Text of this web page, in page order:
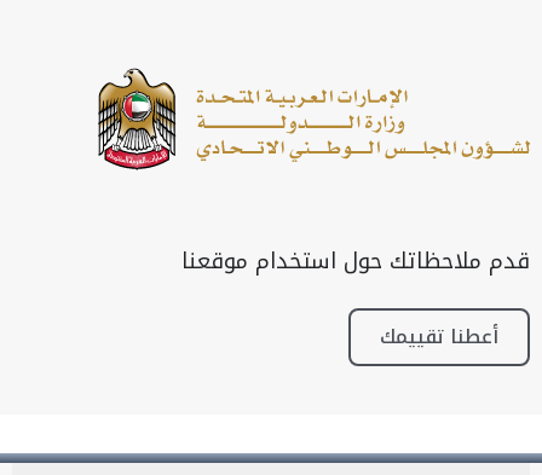
قدم ملاحظاتك حول استخدام موقعنا
أعطنا تقييمك